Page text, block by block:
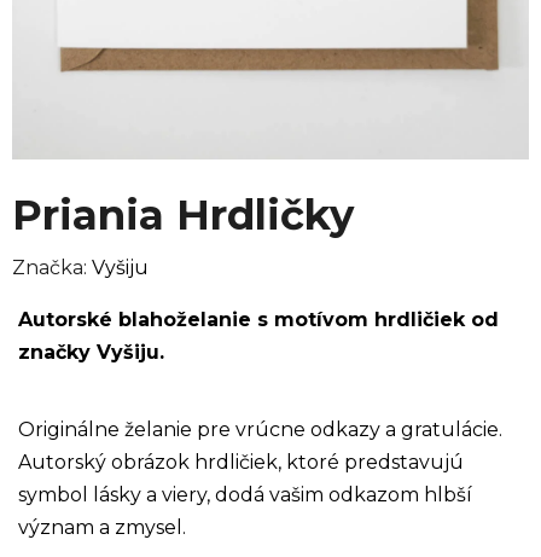
Priania Hrdličky
Značka: Vyšiju
Autorské blahoželanie s motívom hrdličiek od
značky Vyšiju.
Originálne želanie pre vrúcne odkazy a gratulácie.
Autorský obrázok hrdličiek, ktoré predstavujú
symbol lásky a viery, dodá vašim odkazom hlbší
význam a zmysel.